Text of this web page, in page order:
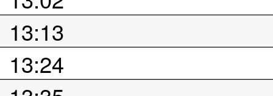
13:13
13:24